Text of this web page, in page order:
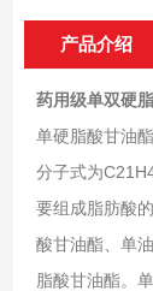
产品介绍
药用级单双硬
单硬脂酸甘油
分子式为
要组成脂肪酸
酸甘油酯、单
脂酸甘油酯。